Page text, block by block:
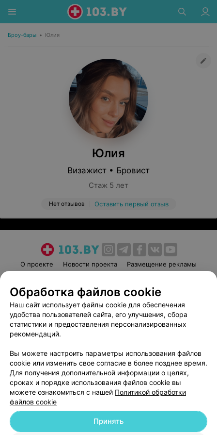
Броу-бары • Юлия
Юлия
Визажист • Бровист
Стаж 5 лет
Нет отзывов Оставить первый отзыв
О проекте Новости проекта
Размещение рекламы
Пользовательское соглашение
Способы оплаты
Вакансии
Партнеры
Написать руководителю 103.by
Обработка персональных данных
© 2026 ООО «Артокс Лаб», УНП 191700409
| 220012, Республика Беларусь,
Обработка файлов cookie
Наш сайт использует файлы cookie для обеспечения
удобства пользователей сайта, его улучшения, сбора
статистики и предоставления персонализированных
рекомендаций.
Вы можете настроить параметры использования файлов
cookie или изменить свое согласие в более позднее время.
Для получения дополнительной информации о целях,
сроках и порядке использования файлов cookie вы
можете ознакомиться с нашей Политикой обработки
файлов cookie
Принять